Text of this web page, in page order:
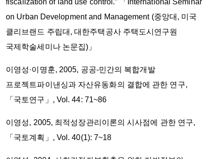
on Urban Development and Management (중앙대, 미국
클리브랜드 주립대, 대한주택공사 주택도시연구원
국제학술세미나 논문집)」
이영성·이명훈, 2005, 공공-민간의 복합개발
프로젝트파이낸싱과 자산유동화의 결합에 관한 연구,
「국토연구」, Vol. 44: 71~86
이영성, 2005, 최적성장관리이론의 시사점에 관한 연구,
「국토계획」, Vol. 40(1): 7~18